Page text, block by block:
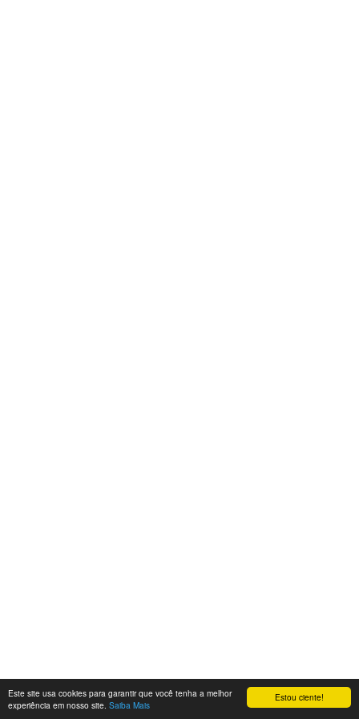
Estou ciente!
Este site usa cookies para garantir que você tenha a melhor
experiência em nosso site. Saiba Mais